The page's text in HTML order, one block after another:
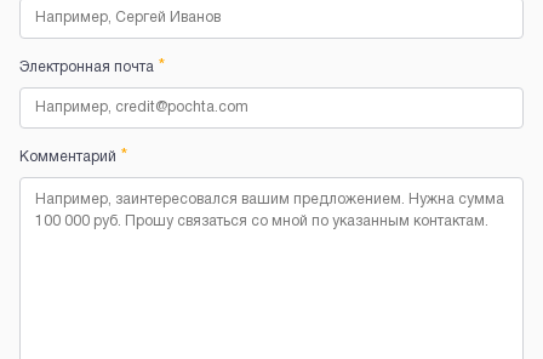
Электронная почта *
Комментарий *